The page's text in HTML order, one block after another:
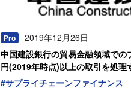
Pro
2019年12月26日
中国建設銀行の貿易金融領域で
円(2019年時点)以上の取引を処理
ットフォームの概要・考察
#サプライチェーンファイナンス